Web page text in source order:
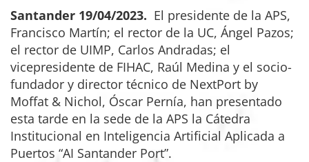
Santander 19/04/2023. El presidente de la APS,
Francisco Martín; el rector de la UC, Ángel Pazos;
el rector de UIMP, Carlos Andradas; el
vicepresidente de FIHAC, Raúl Medina y el socio-
fundador y director técnico de NextPort by
Moffat & Nichol, Óscar Pernía, han presentado
esta tarde en la sede de la APS la Cátedra
Institucional en Inteligencia Artificial Aplicada a
Puertos “AI Santander Port”.